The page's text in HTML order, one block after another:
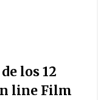
los 12
line Film